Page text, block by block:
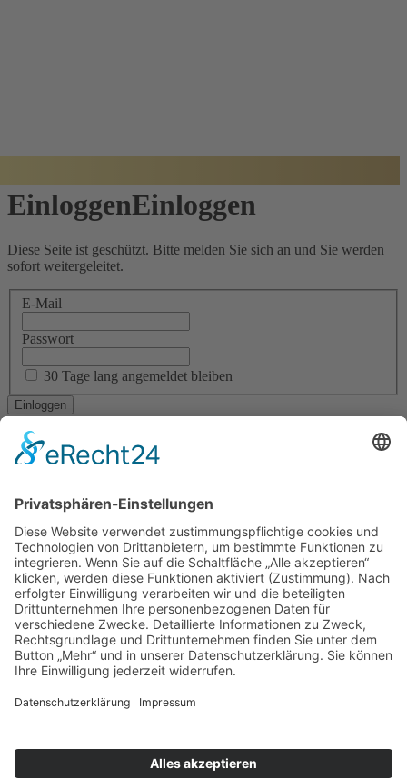
EinloggenEinloggen
Diese Seite ist geschützt. Bitte melden Sie sich an und Sie werden
sofort weitergeleitet.
E-Mail
Passwort
30 Tage lang angemeldet bleiben
Ich habe mein Passwort vergessen
Navigation
RESIDENTIAL ARCHITECTURE
CORPORATE ARCHITECTURE
PUBLIC + SOCIAL ARCHITECTURE
TICKETVERKAUF
STÄDTEBAU
INTERIOR DESIGN
BAUEN IM BESTAND
LANDSCAPE ARCHITECTURE
ÖKOLOGISCHES BAUEN
BAUEN DER ZUKUNFT!
YOUNG TALENT AWARD
Am Altenheimer Yachthafen 1, 77743 Neuried